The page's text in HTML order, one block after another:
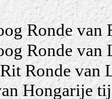
Ronde van
Ronde van
Ronde van
Hongarije